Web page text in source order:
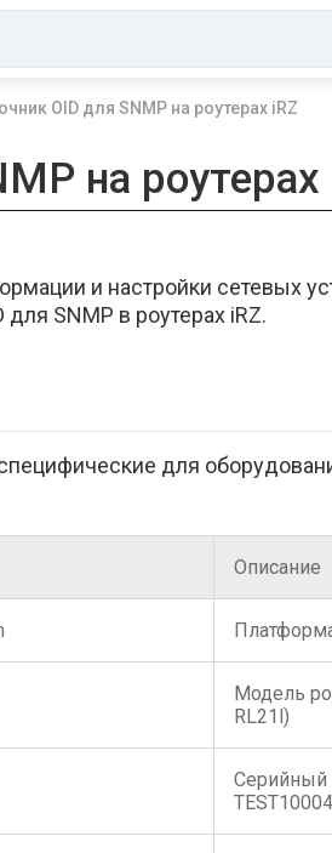
OID для SNMP на роутерах iRZ
на роутерах
и настройки сетевых
SNMP в роутерах iRZ.
для
Описание
Модель
RL21l)
Серийный